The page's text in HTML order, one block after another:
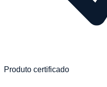
Produto certificado